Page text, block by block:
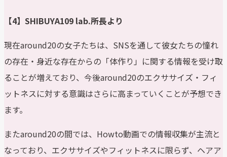
【4】SHIBUYA109 lab.所長より
現在around20の女子たちは、SNSを通して彼女たちの憧れ
の存在・身近な存在からの「体作り」に関する情報を受け取
ることが増えており、今後around20のエクササイズ・フィ
ットネスに対する意識はさらに高まっていくことが予想でき
ます。
またaround20の間では、Howto動画での情報収集が主流と
なっており、エクササイズやフィットネスに限らず、ヘアア